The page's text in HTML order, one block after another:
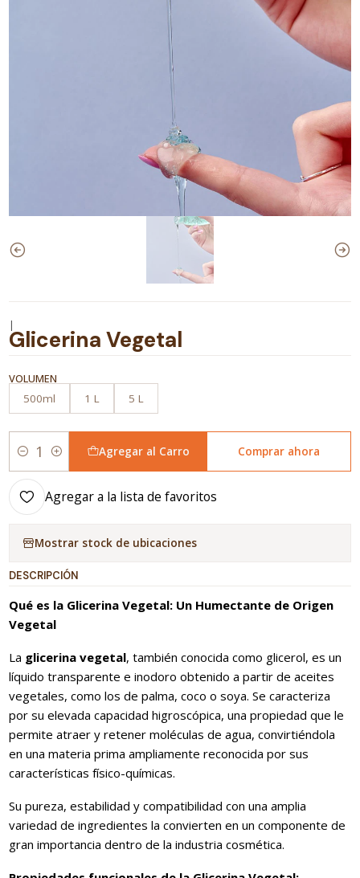
|
Glicerina Vegetal
VOLUMEN
500ml
1 L 5 L
Cantidad
Agregar al Carro Comprar ahora
Agregar a la lista de favoritos
Mostrar stock de ubicaciones
DESCRIPCIÓN
Qué es la Glicerina Vegetal: Un Humectante de Origen
Vegetal
La glicerina vegetal, también conocida como glicerol, es un
líquido transparente e inodoro obtenido a partir de aceites
vegetales, como los de palma, coco o soya. Se caracteriza
por su elevada capacidad higroscópica, una propiedad que le
permite atraer y retener moléculas de agua, convirtiéndola
en una materia prima ampliamente reconocida por sus
características físico-químicas.
Su pureza, estabilidad y compatibilidad con una amplia
variedad de ingredientes la convierten en un componente de
gran importancia dentro de la industria cosmética.